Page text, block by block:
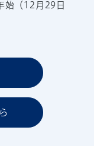
始（12月29日